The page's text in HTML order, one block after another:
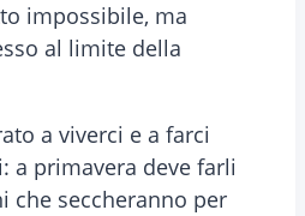
impossibile, ma
al limite della
a viverci e a farci
a primavera deve farli
che seccheranno per